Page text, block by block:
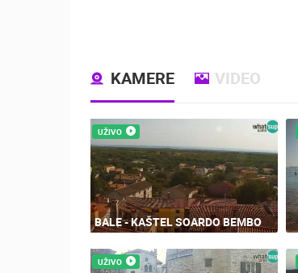
KAMERE VIDEO
UŽIVO
BALE - KAŠTEL SOARDO BEMBO
UŽIVO